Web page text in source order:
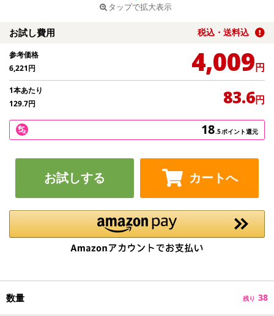
タップで拡大表示
お試し費用 税込・送料込
参考価格
6,221円 4,009円
1本あたり
129.7円 83.6円
18.5ポイント還元
お試しする カートへ
数量 残り 38